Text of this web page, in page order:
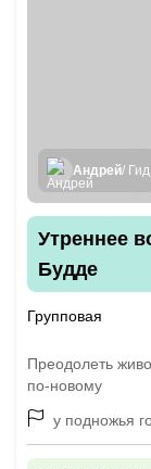
Андрей/ Гид
Утреннее
Будде
Групповая
Преодолеть
по-новому
у подножья